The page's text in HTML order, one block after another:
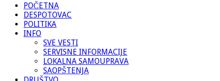
POČETNA
DESPOTOVAC
POLITIKA
INFO
SVE VESTI
SERVISNE INFORMACIJE
LOKALNA SAMOUPRAVA
SAOPŠTENJA